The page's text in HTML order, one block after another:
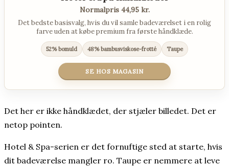
Normalpris 44,95 kr.
Det bedste basisvalg, hvis du vil samle badeværelset i en rolig
farve uden at købe premium fra første håndklæde.
52% bomuld 48% bambusviskose-frotté Taupe
SE HOS MAGASIN
Det her er ikke håndklædet, der stjæler billedet. Det er
netop pointen.
Hotel & Spa-serien er det fornuftige sted at starte, hvis
dit badeværelse mangler ro. Taupe er nemmere at leve